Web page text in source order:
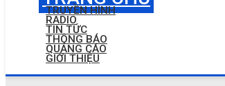
TRUYỀN HÌNH
RADIO
TIN TỨC
THÔNG BÁO
QUẢNG CÁO
GIỚI THIỆU